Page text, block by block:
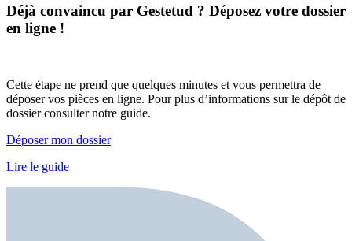
Déjà convaincu par Gestetud ? Déposez votre dossier
en ligne !
Cette étape ne prend que quelques minutes et vous permettra de
déposer vos pièces en ligne. Pour plus d’informations sur le dépôt de
dossier consulter notre guide.
Déposer mon dossier
Lire le guide